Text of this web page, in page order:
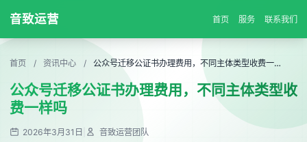
音致运营 首页 服务 联系我们
首页 / 资讯中心 / 公众号迁移公证书办理费用，不同主体类型收费一样吗
公众号迁移公证书办理费用，不同主体类型收
费一样吗
2026年3月31日 音致运营团队